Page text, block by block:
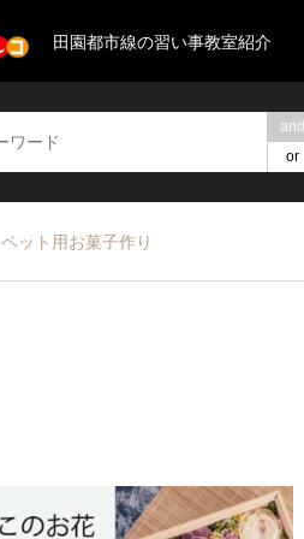
田園都市線の習い事教室紹介
and
or
ペット用お菓子作り